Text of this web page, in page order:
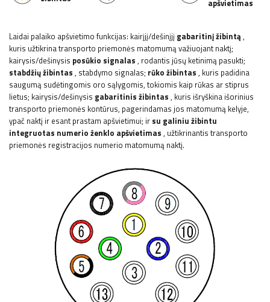
apšvietimas
Laidai palaiko apšvietimo funkcijas: kairįjį/dešinįjį gabaritinį žibintą,
kuris užtikrina transporto priemonės matomumą važiuojant naktį;
kairysis/dešinysis posūkio signalas , rodantis jūsų ketinimą pasukti;
stabdžių žibintas , stabdymo signalas; rūko žibintas , kuris padidina
saugumą sudėtingomis oro sąlygomis, tokiomis kaip rūkas ar stiprus
lietus; kairysis/dešinysis gabaritinis žibintas , kuris išryškina išorinius
transporto priemonės kontūrus, pagerindamas jos matomumą kelyje,
ypač naktį ir esant prastam apšvietimui; ir su galiniu žibintu
integruotas numerio ženklo apšvietimas , užtikrinantis transporto
priemonės registracijos numerio matomumą naktį.